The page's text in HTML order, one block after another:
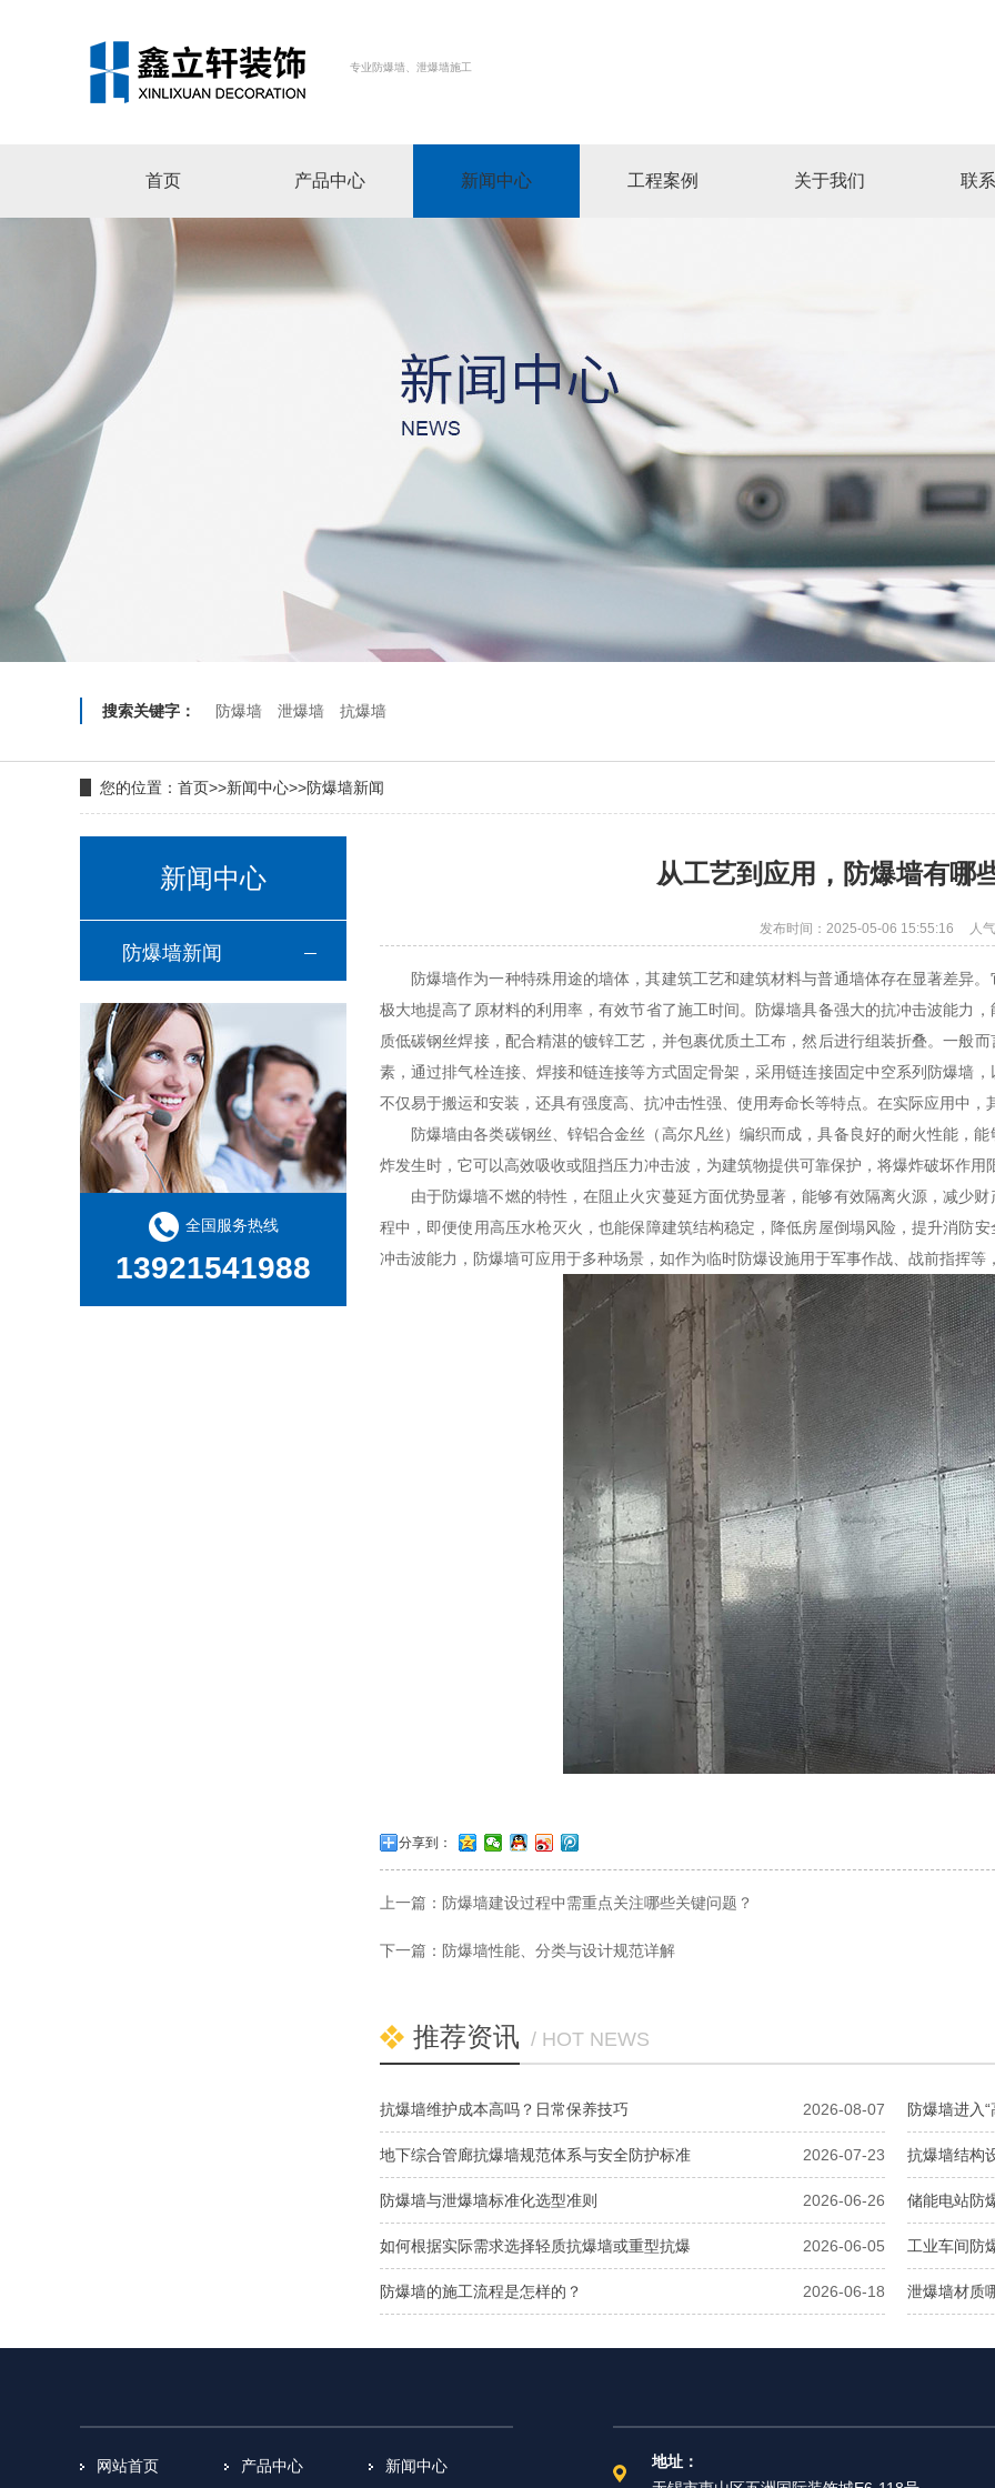
专业防爆墙、泄爆墙施工
首页 产品中心 新闻中心 工程案例 关于我们 联
搜索关键字： 防爆墙 泄爆墙 抗爆墙
您的位置： 首页>>新闻中心>>防爆墙新闻
新闻中心
防爆墙新闻
全国服务热线
13921541988
从工艺到应用，防爆墙有哪
发布时间：2025-05-06 15:55:16 人
防爆墙作为一种特殊用途的墙体，其建筑工艺和建筑材料与普通墙体存在显著差异
极大地提高了原材料的利用率，有效节省了施工时间。防爆墙具备强大的抗冲击波能力
质低碳钢丝焊接，配合精湛的镀锌工艺，并包裹优质土工布，然后进行组装折叠。一般
素，通过排气栓连接、焊接和链连接等方式固定骨架，采用链连接固定中空系列防爆墙
不仅易于搬运和安装，还具有强度高、抗冲击性强、使用寿命长等特点。在实际应用中
防爆墙由各类碳钢丝、锌铝合金丝（高尔凡丝）编织而成，具备良好的耐火性能，
炸发生时，它可以高效吸收或阻挡压力冲击波，为建筑物提供可靠保护，将爆炸破坏作用
由于防爆墙不燃的特性，在阻止火灾蔓延方面优势显著，能够有效隔离火源，减少
程中，即便使用高压水枪灭火，也能保障建筑结构稳定，降低房屋倒塌风险，提升消防
冲击波能力，防爆墙可应用于多种场景，如作为临时防爆设施用于军事作战、战前指挥
分享到：
上一篇： 防爆墙建设过程中需重点关注哪些关键问题？
下一篇： 防爆墙性能、分类与设计规范详解
推荐资讯 / HOT NEWS
2026-08-07
抗爆墙维护成本高吗？日常保养技巧 防爆墙进入
2026-07-23
地下综合管廊抗爆墙规范体系与安全防护标准 抗爆墙结构
2026-06-26
防爆墙与泄爆墙标准化选型准则 储能电站防
2026-06-05
如何根据实际需求选择轻质抗爆墙或重型抗爆 工业车间防
2026-06-18
防爆墙的施工流程是怎样的？ 泄爆墙材质
网站首页 产品中心 新闻中心
地址：